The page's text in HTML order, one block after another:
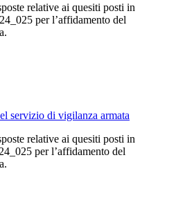
relative ai quesiti posti in
per l’affidamento del
servizio di vigilanza armata
relative ai quesiti posti in
per l’affidamento del